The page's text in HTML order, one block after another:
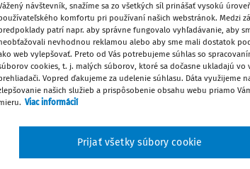
o právnom postavení a platových
od 1. 1. 2016. Názory mzdových
tvrdia, že starosta má nárok na
za predchádzajúci rok
obyvateľov, na vôli obecného
1. 2016. Má sa im tento základný
podľa novej mzdy v národnom
zastupiteľstvo?
návštevník, snažíme sa zo všetkých síl prinášať vysokú
komfortu pri používaní našich webstránok. Medzi
patrí napr. aby správne fungovalo vyhľadávanie, aby
nevhodnou reklamou alebo aby sme mali dostatok
web vylepšovať. Preto od Vás potrebujeme súhlas so
cookies, t. j. malých súborov, ktoré sa dočasne ukladajú vo
Vopred ďakujeme za udelenie súhlasu. Dáta využijeme
našich služieb a prispôsobenie obsahu webu priamo
Viac informácií
Prijať všetky súbory cookie